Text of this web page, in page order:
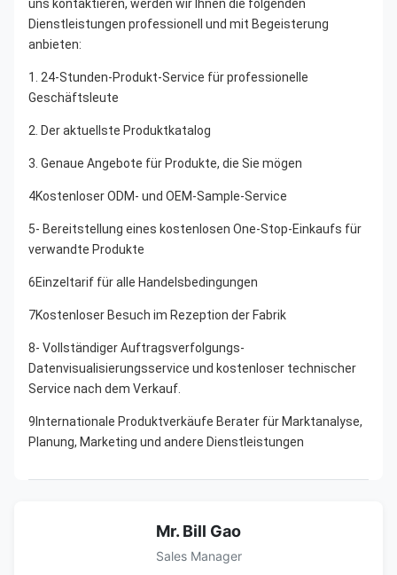
uns kontaktieren, werden wir Ihnen die folgenden
Dienstleistungen professionell und mit Begeisterung
anbieten:
1. 24-Stunden-Produkt-Service für professionelle
Geschäftsleute
2. Der aktuellste Produktkatalog
3. Genaue Angebote für Produkte, die Sie mögen
4Kostenloser ODM- und OEM-Sample-Service
5- Bereitstellung eines kostenlosen One-Stop-Einkaufs für
verwandte Produkte
6Einzeltarif für alle Handelsbedingungen
7Kostenloser Besuch im Rezeption der Fabrik
8- Vollständiger Auftragsverfolgungs-
Datenvisualisierungsservice und kostenloser technischer
Service nach dem Verkauf.
9Internationale Produktverkäufe Berater für Marktanalyse,
Planung, Marketing und andere Dienstleistungen
Mr. Bill Gao
Sales Manager